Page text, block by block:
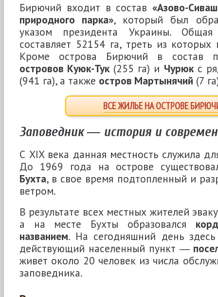
Бирючий входит в состав«Азово-
природного парка», который был
указом президента Украины.
составляет 52154 га, треть из
Кроме острова Бирючий в состав
островов Куюк-Тук(255 га) и Чурюкс
(941 га), а также остров Мартынячий (7
ВСЕ ЖИЛЬЕ НА ОСТРОВЕ
Заповедник ― история и
С XIX века данная местность служила
До 1969 года на острове
Бухта, в свое время подтопленный и
ветром.
В результате всех местных жителей
а на месте Бухты образовался
названием. На сегодняшний день
действующий населенный пункт ―
живет около 20 человек из числа
заповедника.